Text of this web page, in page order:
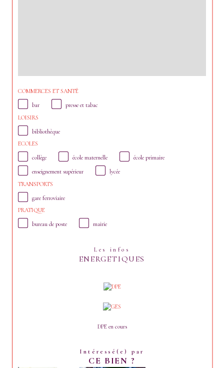
COMMERCES ET SANTÉ
bar
presse et tabac
LOISIRS
bibliothèque
ECOLES
collège
école maternelle école primaire
enseignement supérieur
lycée
TRANSPORTS
gare ferroviaire
PRATIQUE
bureau de poste
mairie
Les infos
ENERGETIQUES
DPE en cours
Intéressé(e) par
CE BIEN ?